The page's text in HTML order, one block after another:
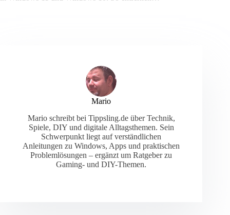
Mario
Mario schreibt bei Tippsling.de über Technik,
Spiele, DIY und digitale Alltagsthemen. Sein
Schwerpunkt liegt auf verständlichen
Anleitungen zu Windows, Apps und praktischen
Problemlösungen – ergänzt um Ratgeber zu
Gaming- und DIY-Themen.